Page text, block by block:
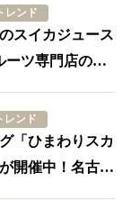
レンド
スイカジュース
ーツ専門店の一
レンド
「ひまわりスカ
開催中！名古屋